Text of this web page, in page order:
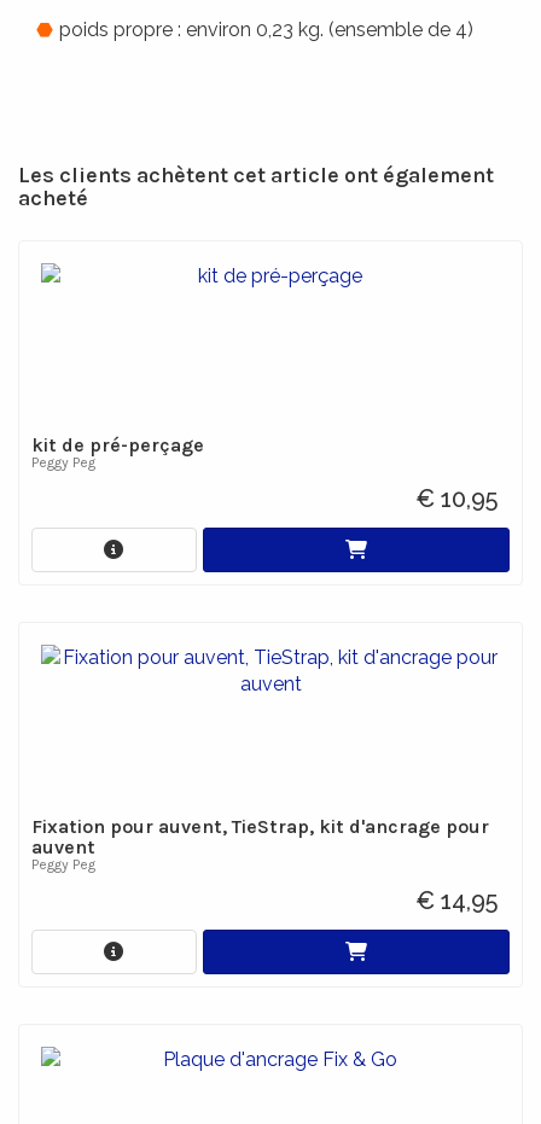
poids propre : environ 0,23 kg. (ensemble de 4)
Les clients achètent cet article ont également
acheté
kit de pré-perçage
Peggy Peg
€ 10,95
Fixation pour auvent, TieStrap, kit d'ancrage pour
auvent
Peggy Peg
€ 14,95